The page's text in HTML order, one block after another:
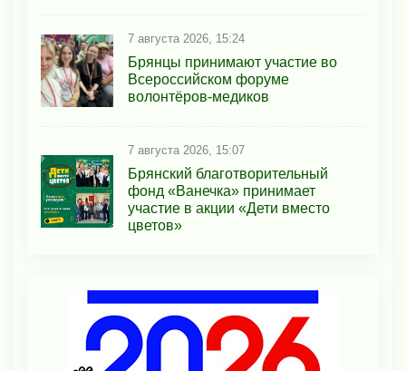
7 августа 2026, 15:24
Брянцы принимают участие во
Всероссийском форуме
волонтёров-медиков
7 августа 2026, 15:07
Брянский благотворительный
фонд «Ванечка» принимает
участие в акции «Дети вместо
цветов»